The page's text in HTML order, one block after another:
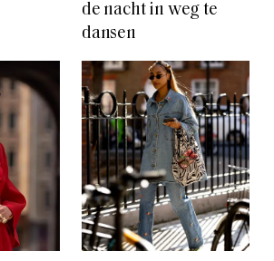
de nacht in weg te
dansen